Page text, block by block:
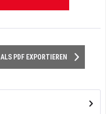
ALS PDF EXPORTIEREN